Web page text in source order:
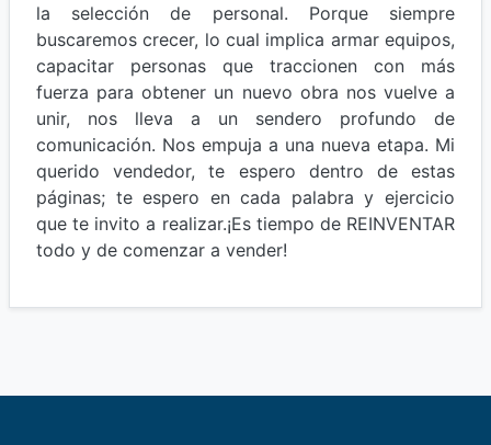
la selección de personal. Porque siempre
buscaremos crecer, lo cual implica armar equipos,
capacitar personas que traccionen con más
fuerza para obtener un nuevo obra nos vuelve a
unir, nos lleva a un sendero profundo de
comunicación. Nos empuja a una nueva etapa. Mi
querido vendedor, te espero dentro de estas
páginas; te espero en cada palabra y ejercicio
que te invito a realizar.¡Es tiempo de REINVENTAR
todo y de comenzar a vender!